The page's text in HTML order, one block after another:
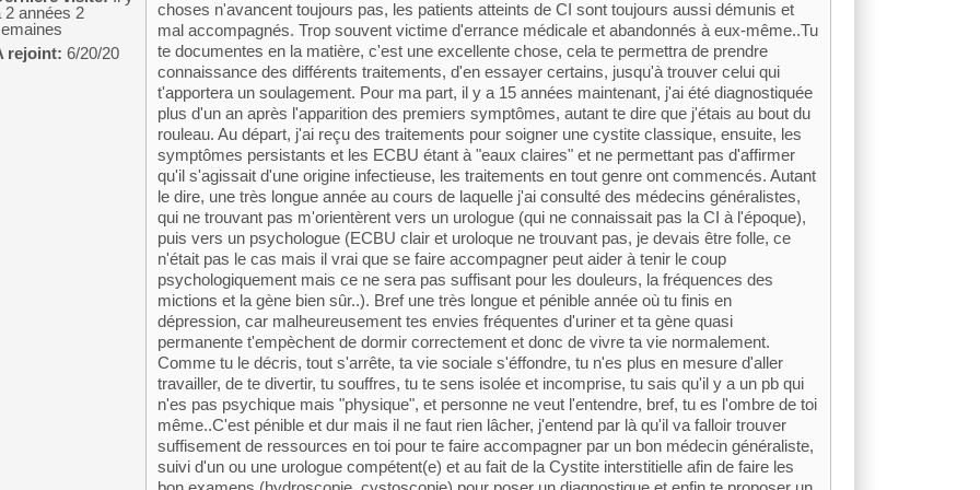
2 années 2
rejoint: 6/20/20
choses n'avancent toujours pas, les patients atteints de CI sont toujours aussi démunis et
mal accompagnés. Trop souvent victime d'errance médicale et abandonnés à eux-même..Tu
te documentes en la matière, c'est une excellente chose, cela te permettra de prendre
connaissance des différents traitements, d'en essayer certains, jusqu'à trouver celui qui
t'apportera un soulagement. Pour ma part, il y a 15 années maintenant, j'ai été diagnostiquée
plus d'un an après l'apparition des premiers symptômes, autant te dire que j'étais au bout du
rouleau. Au départ, j'ai reçu des traitements pour soigner une cystite classique, ensuite, les
symptômes persistants et les ECBU étant à "eaux claires" et ne permettant pas d'affirmer
qu'il s'agissait d'une origine infectieuse, les traitements en tout genre ont commencés. Autant
le dire, une très longue année au cours de laquelle j'ai consulté des médecins généralistes,
qui ne trouvant pas m'orientèrent vers un urologue (qui ne connaissait pas la CI à l'époque),
puis vers un psychologue (ECBU clair et uroloque ne trouvant pas, je devais être folle, ce
n'était pas le cas mais il vrai que se faire accompagner peut aider à tenir le coup
psychologiquement mais ce ne sera pas suffisant pour les douleurs, la fréquences des
mictions et la gène bien sûr..). Bref une très longue et pénible année où tu finis en
dépression, car malheureusement tes envies fréquentes d'uriner et ta gène quasi
permanente t'empèchent de dormir correctement et donc de vivre ta vie normalement.
Comme tu le décris, tout s'arrête, ta vie sociale s'éffondre, tu n'es plus en mesure d'aller
travailler, de te divertir, tu souffres, tu te sens isolée et incomprise, tu sais qu'il y a un pb qui
n'es pas psychique mais "physique", et personne ne veut l'entendre, bref, tu es l'ombre de toi
même..C'est pénible et dur mais il ne faut rien lâcher, j'entend par là qu'il va falloir trouver
suffisement de ressources en toi pour te faire accompagner par un bon médecin généraliste,
suivi d'un ou une urologue compétent(e) et au fait de la Cystite interstitielle afin de faire les